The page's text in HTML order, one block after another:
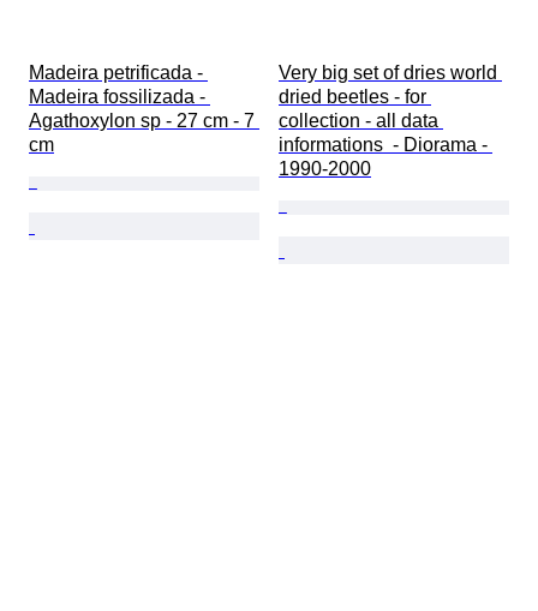
Madeira petrificada -
Madeira fossilizada -
Agathoxylon sp - 27 cm - 7
cm
Very big set of dries world
dried beetles - for
collection - all data
informations  - Diorama -
1990-2000